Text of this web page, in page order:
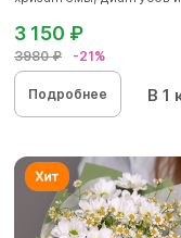
3980 ₽ -21%
3 150 ₽
Подробнее В 1